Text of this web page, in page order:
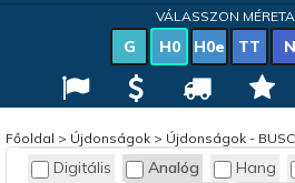
VÁLASSZON
G H0 H0e TT N
Főoldal > Újdonságok> Újdonságok -
Digitális Analóg Hang